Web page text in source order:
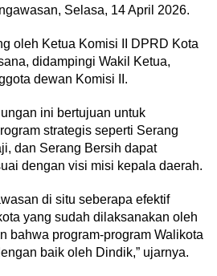
Selasa, 14 April 2026.
oleh Ketua Komisi II DPRD Kota
didampingi Wakil Ketua,
dewan Komisi II.
ini bertujuan untuk
strategis seperti Serang
dan Serang Bersih dapat
dengan visi misi kepala daerah.
di situ seberapa efektif
yang sudah dilaksanakan oleh
bahwa program-program Walikota
baik oleh Dindik,” ujarnya.